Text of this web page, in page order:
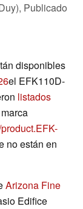
Publicado
disponibles
el EFK110D-
listados
no están en
Arizona Fine
Edifice